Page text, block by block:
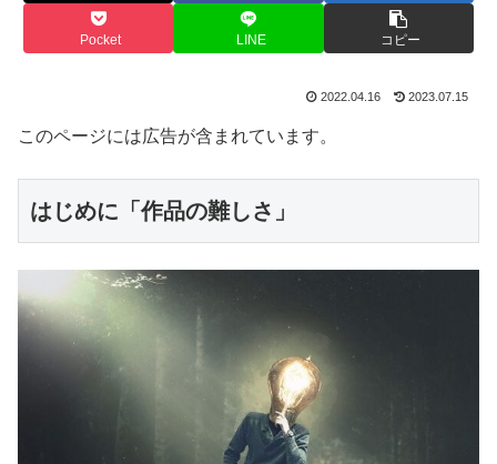
Pocket LINE コピー
2022.04.16 2023.07.15
このページには広告が含まれています。
はじめに「作品の難しさ」